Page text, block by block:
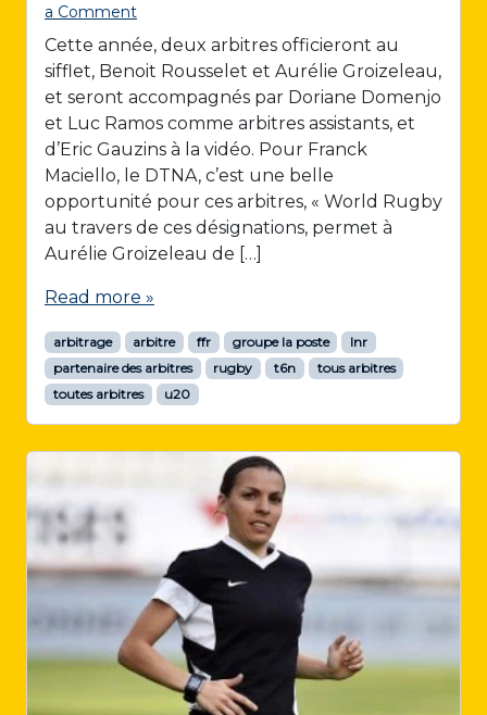
a Comment
Cette année, deux arbitres officieront au
sifflet, Benoit Rousselet et Aurélie Groizeleau,
et seront accompagnés par Doriane Domenjo
et Luc Ramos comme arbitres assistants, et
d’Eric Gauzins à la vidéo. Pour Franck
Maciello, le DTNA, c’est une belle
opportunité pour ces arbitres, « World Rugby
au travers de ces désignations, permet à
Aurélie Groizeleau de […]
Read more »
arbitrage arbitre ffr groupe la poste
lnr
partenaire des arbitres
rugby t6n
tous arbitres
toutes arbitres
u20